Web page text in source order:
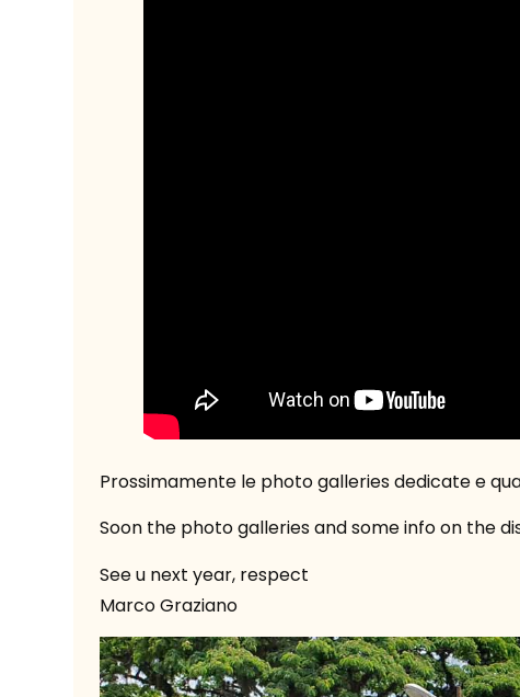
Prossimamente le photo galleries dedicate e
Soon the photo galleries and some info on the
See u next year, respect
Marco Graziano